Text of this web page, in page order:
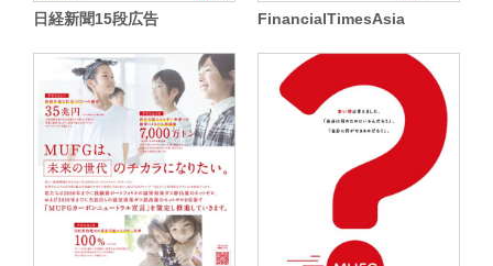
日経新聞15段広告 FinancialTimesAsia